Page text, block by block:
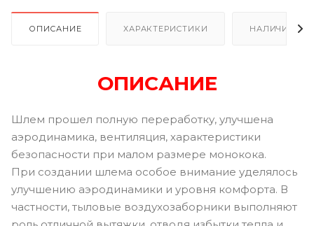
ОПИСАНИЕ ХАРАКТЕРИСТИКИ НАЛИЧИЕ В
ОПИСАНИЕ
Шлем прошел полную переработку, улучшена
аэродинамика, вентиляция, характеристики
безопасности при малом размере монокока.
При создании шлема особое внимание уделялось
улучшению аэродинамики и уровня комфорта. В
частности, тыловые воздухозаборники выполняют